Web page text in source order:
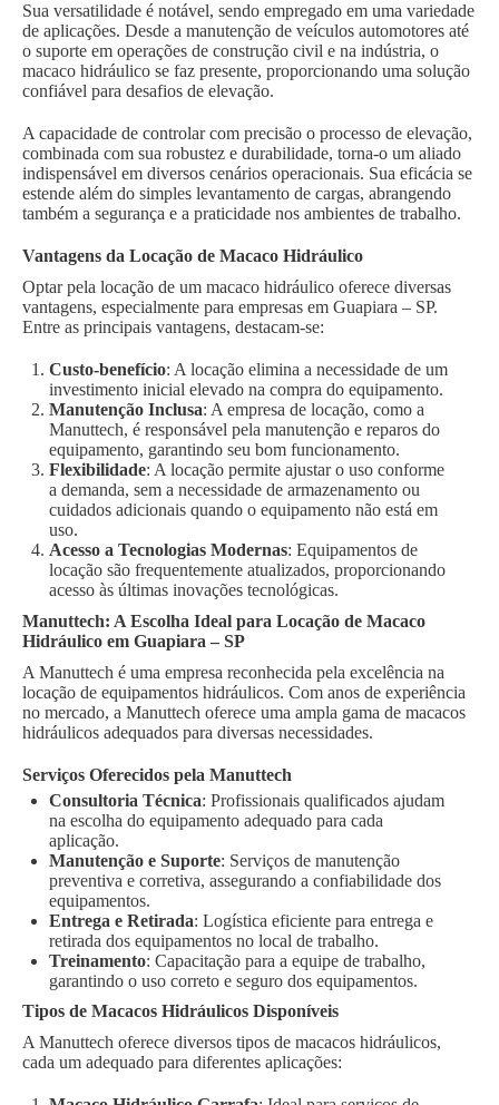
Sua versatilidade é notável, sendo empregado em uma variedade
de aplicações. Desde a manutenção de veículos automotores até
o suporte em operações de construção civil e na indústria, o
macaco hidráulico se faz presente, proporcionando uma solução
confiável para desafios de elevação.
A capacidade de controlar com precisão o processo de elevação,
combinada com sua robustez e durabilidade, torna-o um aliado
indispensável em diversos cenários operacionais. Sua eficácia se
estende além do simples levantamento de cargas, abrangendo
também a segurança e a praticidade nos ambientes de trabalho.
Vantagens da Locação de Macaco Hidráulico
Optar pela locação de um macaco hidráulico oferece diversas
vantagens, especialmente para empresas em Guapiara – SP.
Entre as principais vantagens, destacam-se:
Custo-benefício: A locação elimina a necessidade de um
investimento inicial elevado na compra do equipamento.
Manutenção Inclusa: A empresa de locação, como a
Manuttech, é responsável pela manutenção e reparos do
equipamento, garantindo seu bom funcionamento.
Flexibilidade: A locação permite ajustar o uso conforme
a demanda, sem a necessidade de armazenamento ou
cuidados adicionais quando o equipamento não está em
uso.
Acesso a Tecnologias Modernas: Equipamentos de
locação são frequentemente atualizados, proporcionando
acesso às últimas inovações tecnológicas.
Manuttech: A Escolha Ideal para Locação de Macaco
Hidráulico em Guapiara – SP
A Manuttech é uma empresa reconhecida pela excelência na
locação de equipamentos hidráulicos. Com anos de experiência
no mercado, a Manuttech oferece uma ampla gama de macacos
hidráulicos adequados para diversas necessidades.
Serviços Oferecidos pela Manuttech
Consultoria Técnica: Profissionais qualificados ajudam
na escolha do equipamento adequado para cada
aplicação.
Manutenção e Suporte: Serviços de manutenção
preventiva e corretiva, assegurando a confiabilidade dos
equipamentos.
Entrega e Retirada: Logística eficiente para entrega e
retirada dos equipamentos no local de trabalho.
Treinamento: Capacitação para a equipe de trabalho,
garantindo o uso correto e seguro dos equipamentos.
Tipos de Macacos Hidráulicos Disponíveis
A Manuttech oferece diversos tipos de macacos hidráulicos,
cada um adequado para diferentes aplicações: